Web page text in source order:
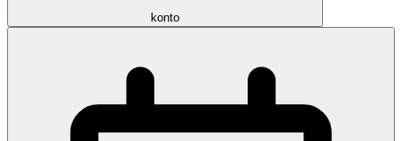
konto